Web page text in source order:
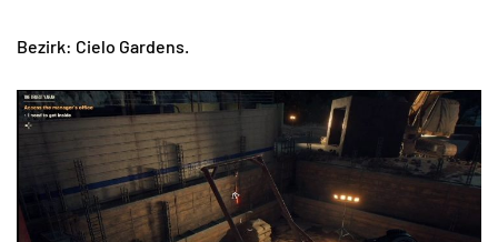
Bezirk: Cielo Gardens.